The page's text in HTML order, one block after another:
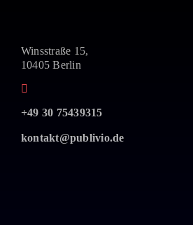
Winsstraße 15,
10405 Berlin
+49 30 75439315
kontakt@publivio.de